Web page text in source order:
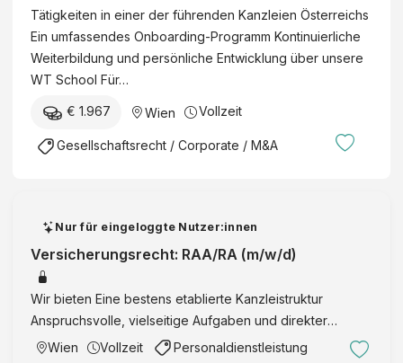
p
p
e
I
n
t
e
s
2
0
2
7
L
F
T
H
h
w
Tätigkeiten in einer der führenden Kanzleien Österreichs
Ein umfassendes Onboarding-Programm Kontinuierliche
Weiterbildung und persönliche Entwicklung über unsere
WT School Für…
€ 1.967 Wien Vollzeit
Gesellschaftsrecht / Corporate / M&A
Nur für eingeloggte Nutzer:innen
Versicherungsrecht: RAA/RA (m/w/d)
Wir bieten Eine bestens etablierte Kanzleistruktur
Anspruchsvolle, vielseitige Aufgaben und direkter
Mandant:innenkontakt Für RAA: gute Vorbereitung auf die
Wien Vollzeit Personaldienstleistung